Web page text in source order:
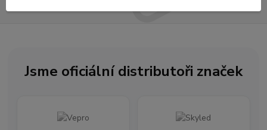
Jsme oficiální distributoři značek